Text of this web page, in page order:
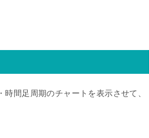
間足周期のチャートを表示させて、